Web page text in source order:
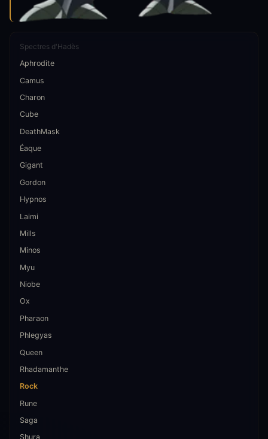
Spectres d'Hadès
Aphrodite
Camus
Charon
Cube
DeathMask
Éaque
Gigant
Gordon
Hypnos
Laimi
Mills
Minos
Myu
Niobe
Ox
Pharaon
Phlegyas
Queen
Rhadamanthe
Rock
Rune
Saga